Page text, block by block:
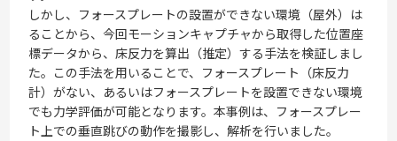
しかし、フォースプレートの設置ができない環境（屋外）は
ることから、今回モーションキャプチャから取得した位置座
標データから、床反力を算出（推定）する手法を検証しまし
た。この手法を用いることで、フォースプレート（床反力
計）がない、あるいはフォースプレートを設置できない環境
でも力学評価が可能となります。本事例は、フォースプレー
ト上での垂直跳びの動作を撮影し、解析を行いました。